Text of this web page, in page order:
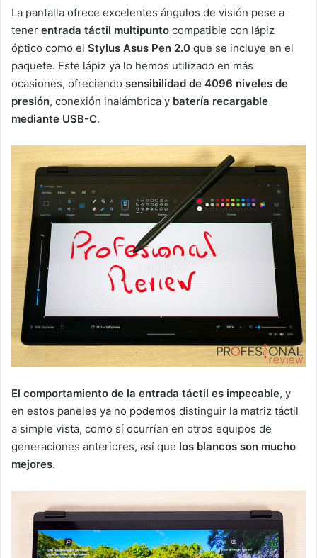
La pantalla ofrece excelentes ángulos de visión pese a
tener entrada táctil multipunto compatible con lápiz
óptico como el Stylus Asus Pen 2.0 que se incluye en el
paquete. Este lápiz ya lo hemos utilizado en más
ocasiones, ofreciendo sensibilidad de 4096 niveles de
presión, conexión inalámbrica y batería recargable
mediante USB-C.
El comportamiento de la entrada táctil es impecable, y
en estos paneles ya no podemos distinguir la matriz táctil
a simple vista, como sí ocurrían en otros equipos de
generaciones anteriores, así que los blancos son mucho
mejores.